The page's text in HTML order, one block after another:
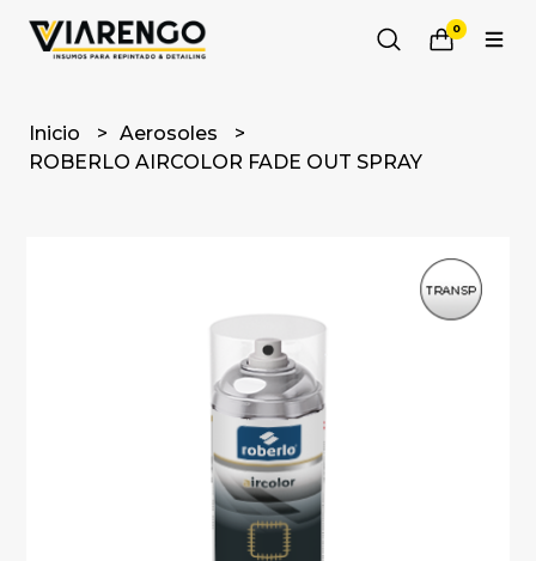
0
Inicio
Aerosoles
ROBERLO AIRCOLOR FADE OUT SPRAY